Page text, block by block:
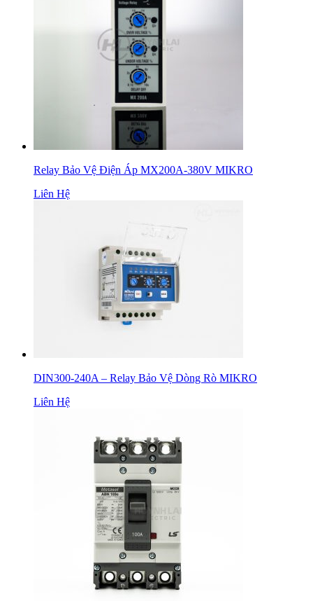
Relay Bảo Vệ Điện Áp MX200A-380V MIKRO
Liên Hệ
DIN300-240A – Relay Bảo Vệ Dòng Rò MIKRO
Liên Hệ